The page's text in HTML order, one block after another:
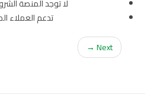
لا توجد المنصة
تدعم العملاء
Next →